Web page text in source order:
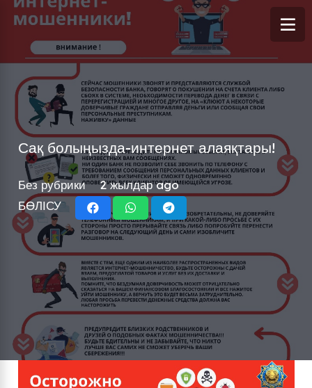
Сақ болыңызда-интернет алаяқтары!
Без рубрики
2 жылдар ago
БӨЛІСУ